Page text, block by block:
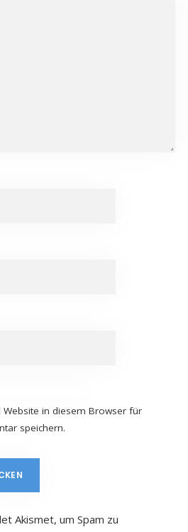
Website in diesem Browser für
speichern.
Akismet, um Spam zu